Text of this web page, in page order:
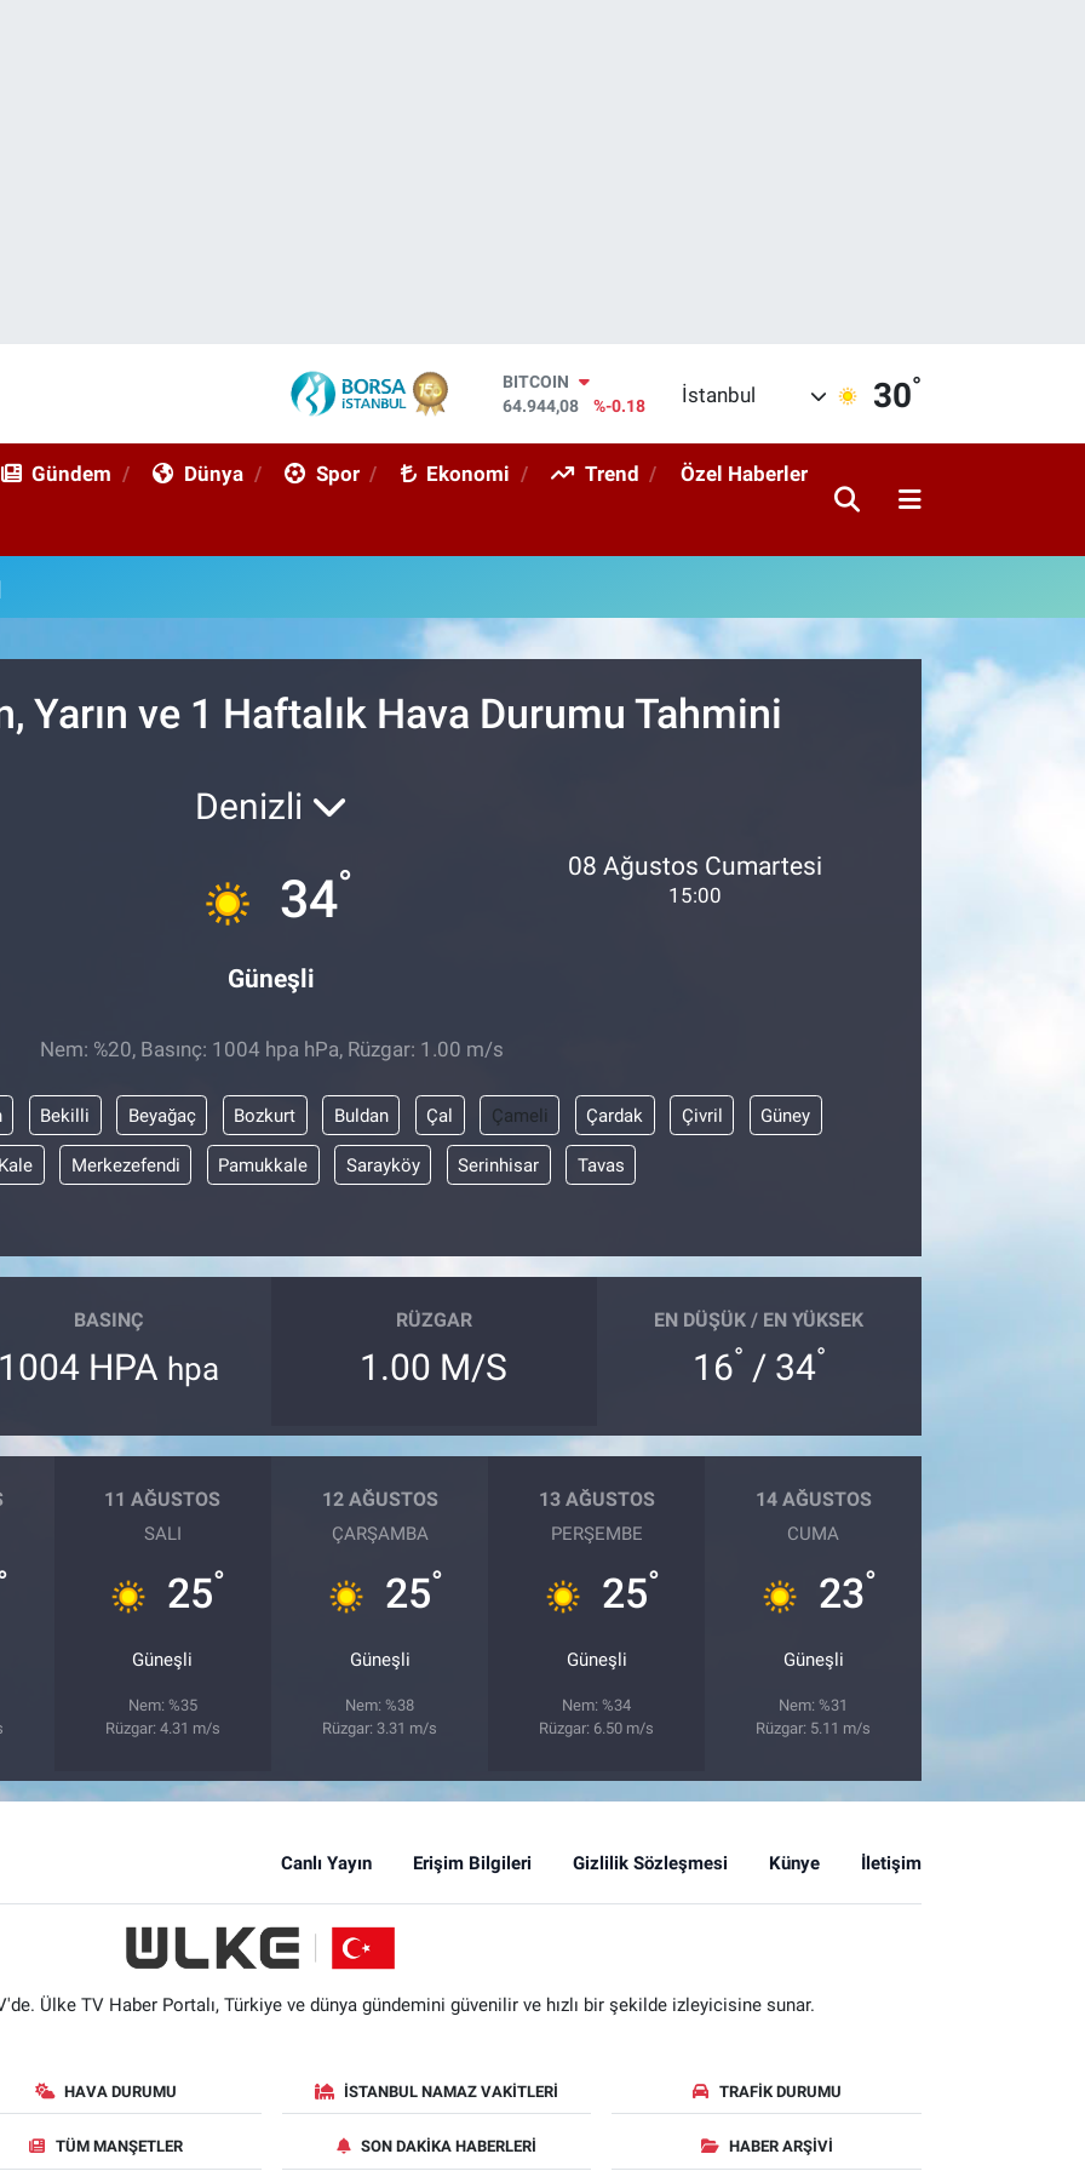
BITCOIN
64.944,08
%-0.18
EURO
BİST100
13.779
İstanbul 30°
Gündem Dünya Spor Ekonomi Trend Özel Haberler
Yarın ve 1 Haftalık Hava Durumu Tahmini
Denizli
34°
Güneşli
08 Ağustos Cumartesi
15:00
Nem: %20, Basınç: 1004 hpa hPa, Rüzgar: 1.00 m/s
Bekilli Beyağaç Bozkurt Buldan Çal Çameli Çardak Çivril Güney
Kale Merkezefendi Pamukkale Sarayköy Serinhisar Tavas
BASINÇ
1004 HPA hpa
RÜZGAR
1.00 M/S
EN DÜŞÜK / EN YÜKSEK
16° / 34°
11 AĞUSTOS
SALI
25°
Güneşli
Nem: %35
Rüzgar: 4.31 m/s
12 AĞUSTOS
ÇARŞAMBA
25°
Güneşli
Nem: %38
Rüzgar: 3.31 m/s
13 AĞUSTOS
PERŞEMBE
25°
Güneşli
Nem: %34
Rüzgar: 6.50 m/s
14 AĞUSTOS
CUMA
23°
Güneşli
Nem: %31
Rüzgar: 5.11 m/s
Canlı Yayın Erişim Bilgileri Gizlilik Sözleşmesi Künye İletişim
Ülke TV Haber Portalı, Türkiye ve dünya gündemini güvenilir ve hızlı bir şekilde izleyicisine sunar.
HAVA DURUMU İSTANBUL NAMAZ VAKITLERI TRAFIK DURUMU
TÜM MANŞETLER SON DAKIKA HABERLERI HABER ARŞIVI